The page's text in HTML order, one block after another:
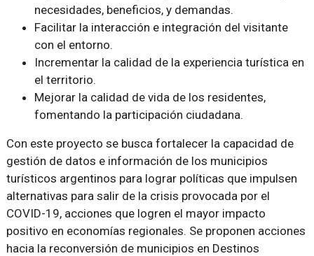
necesidades, beneficios, y demandas.
Facilitar la interacción e integración del visitante
con el entorno.
Incrementar la calidad de la experiencia turística en
el territorio.
Mejorar la calidad de vida de los residentes,
fomentando la participación ciudadana.
Con este proyecto se busca fortalecer la capacidad de
gestión de datos e información de los municipios
turísticos argentinos para lograr políticas que impulsen
alternativas para salir de la crisis provocada por el
COVID-19, acciones que logren el mayor impacto
positivo en economías regionales. Se proponen acciones
hacia la reconversión de municipios en Destinos